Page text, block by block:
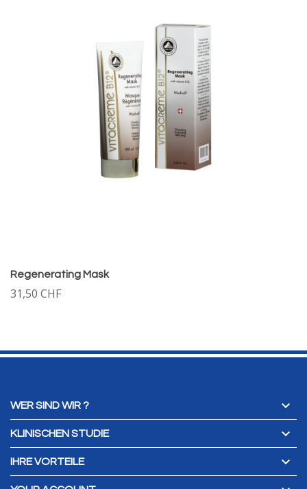
Regenerating Mask
31,50 CHF
WER SIND WIR ? 
KLINISCHEN STUDIE 
IHRE VORTEILE 